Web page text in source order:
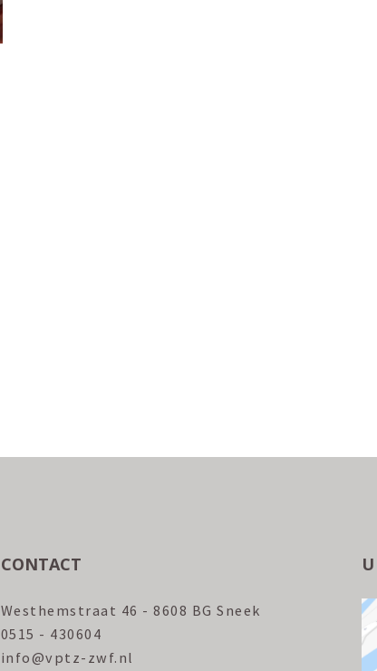
CONTACT
Westhemstraat 46 - 8608 BG Sneek
0515 - 430604
info@vptz-zwf.nl